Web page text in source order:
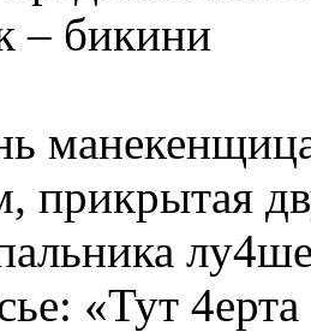
прикрытая
«Тут